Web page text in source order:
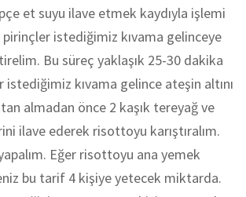
et suyu ilave etmek kaydıyla işlemi
istediğimiz kıvama gelinceye
Bu süreç yaklaşık 25-30 dakika
kıvama gelince ateşin altını
almadan önce 2 kaşık tereyağ ve
ilave ederek risottoyu karıştıralım.
Eğer risottoyu ana yemek
bu tarif 4 kişiye yetecek miktarda.